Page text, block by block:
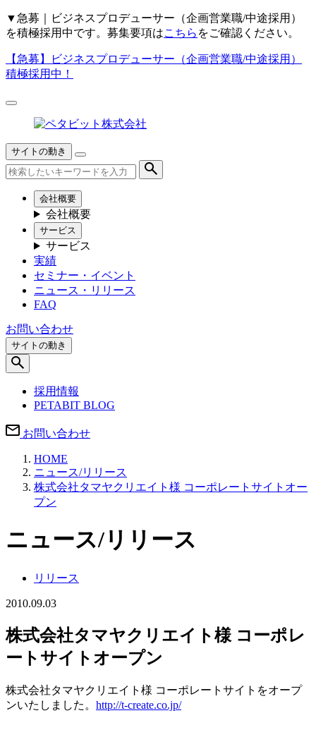
▼ 急募｜ビジネスプロデューサー（企画営業職/中途採用）
を積極採用中です。募集要項はこちら をご確認ください。
【急募】
ビジネスプロデューサー（企画営業職/中途採用）
積極採用中！
サイトの動き
会社概要
会社概要
サービス
サービス
実績
セミナー・イベント
ニュース・リリース
FAQ
お問い合わせ
サイトの動き
採用情報
PETABIT BLOG
お問い合わせ
HOME
ニュース/リリース
株式会社タマヤクリエイト様 コーポレートサイトオー
プン
ニュース/リリース
リリース
2010.09.03
株式会社タマヤクリエイト様 コーポレ
ートサイトオープン
株式会社タマヤクリエイト様 コーポレートサイトをオープ
ンいたしました。 http://t-create.co.jp/